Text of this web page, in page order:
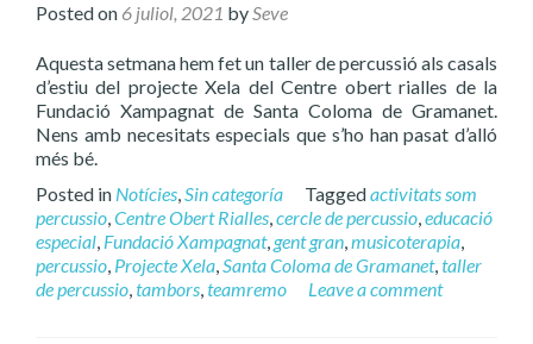
Posted on 6 juliol, 2021 bySeve
Aquesta setmana hem fet un taller de percussió als casals
d’estiu del projecte Xela del Centre obert rialles de la
Fundació Xampagnat de Santa Coloma de Gramanet.
Nens amb necesitats especials que s’ho han pasat d’alló
més bé.
Posted in Notícies,Sin categoría Taggedactivitats som
percussio,Centre Obert Rialles,cercle de percussio,educació
especial, Fundació Xampagnat, gent gran,musicoterapia,
percussio, Projecte Xela,Santa Coloma de Gramanet,taller
de percussio,tambors,teamremo Leave a comment